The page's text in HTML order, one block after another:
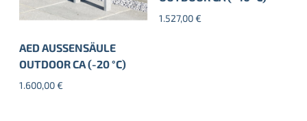
AED AUSSENSÄULE
OUTDOOR CA (-20 °C)
1.600,00€
1.527,00€